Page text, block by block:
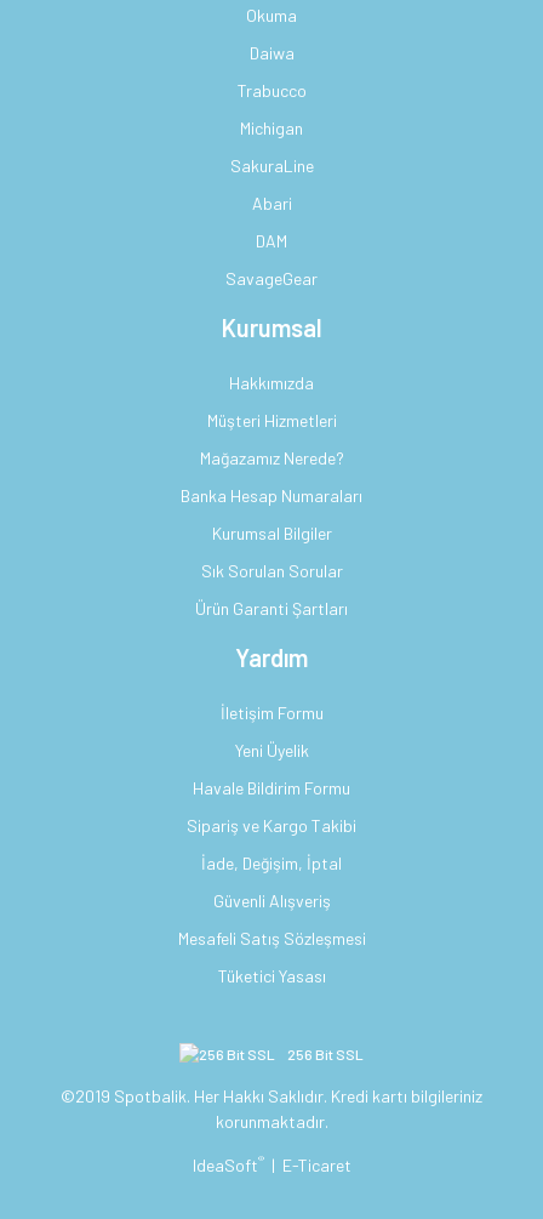
Okuma
Daiwa
Trabucco
Michigan
SakuraLine
Abari
DAM
SavageGear
Kurumsal
Hakkımızda
Müşteri Hizmetleri
Mağazamız Nerede?
Banka Hesap Numaraları
Kurumsal Bilgiler
Sık Sorulan Sorular
Ürün Garanti Şartları
Yardım
İletişim Formu
Yeni Üyelik
Havale Bildirim Formu
Sipariş ve Kargo Takibi
İade, Değişim, İptal
Güvenli Alışveriş
Mesafeli Satış Sözleşmesi
Tüketici Yasası
256 Bit SSL
©2019 Spotbalik. Her Hakkı Saklıdır. Kredi kartı bilgileriniz
korunmaktadır.
IdeaSoft® | E-Ticaret